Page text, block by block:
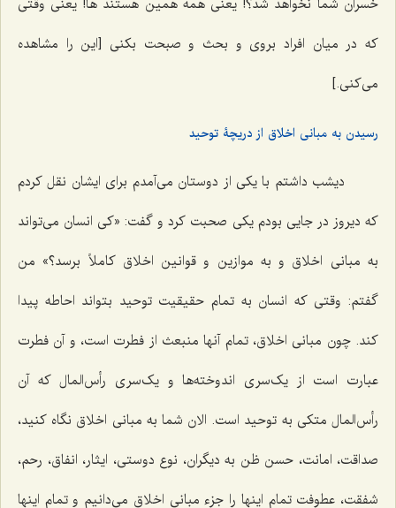
خسران شما نخواهد شد؟! یعنى همه همین‌ هستند ها! یعنى وقتى
که در میان افراد بروى و بحث و صبحت بکنی [این را مشاهده
می‌کنی.]
رسیدن به مبانی اخلاق از دریچۀ توحید
دیشب داشتم با یکى‌ از دوستان مى‌آمدم برای ایشان نقل کردم
که دیروز در جایى بودم یکى صحبت کرد و گفت: «کى انسان مى‌تواند
به مبانى اخلاق و به موازین و قوانین اخلاق کاملاً برسد؟» من
گفتم: وقتى که انسان به تمام حقیقیت توحید بتواند احاطه پیدا
کند. چون مبانى اخلاق، تمام آنها منبعث از فطرت است، و آن فطرت
عبارت است از یک‌سرى اندوخته‌ها و یک‌سرى رأس‌المال که آن
رأس‌المال متکى به توحید است. الان شما به مبانى اخلاق نگاه کنید،
صداقت، امانت، حسن ظن به دیگران، نوع دوستى، ایثار، انفاق، رحم،
شفقت، عطوفت تمام اینها را جزء مبانى اخلاق مى‌دانیم و تمام اینها